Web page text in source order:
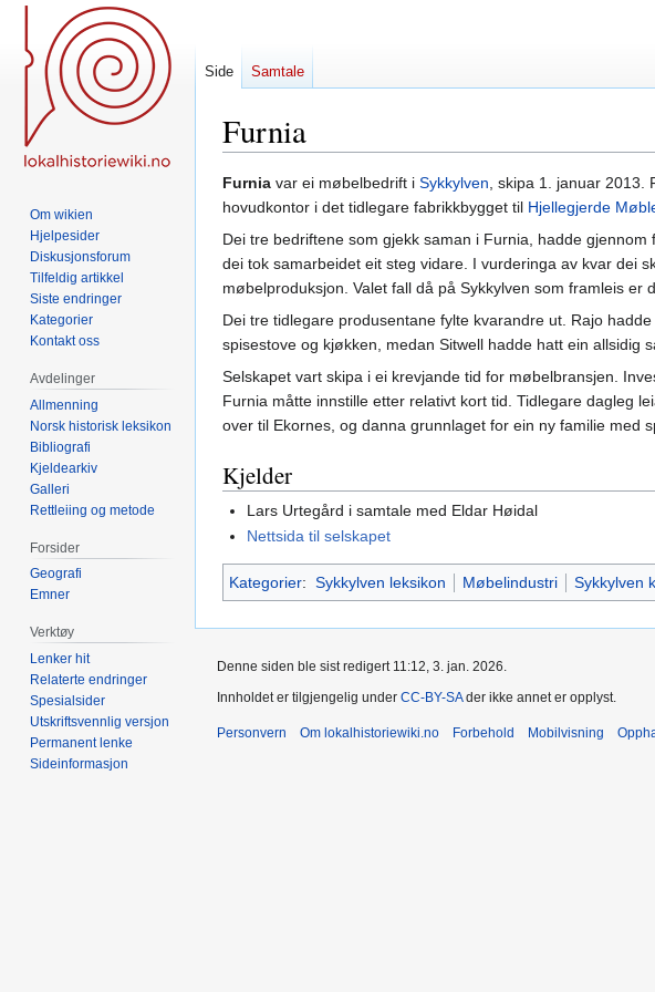
Furnia
Hopp
til
navigering
Hopp
til
søk
Furnia var ei møbelbedrift i Sykkylven, skipa 1. januar 2013.
hovudkontor i det tidlegare fabrikkbygget til Hjellegjerde
Dei tre bedriftene som gjekk saman i Furnia, hadde
dei tok samarbeidet eit steg vidare. I vurderinga av kvar dei
møbelproduksjon. Valet fall då på Sykkylven som framleis
Dei tre tidlegare produsentane fylte kvarandre ut. Rajo
spisestove og kjøkken, medan Sitwell hadde hatt ein allsidig
Selskapet vart skipa i ei krevjande tid for møbelbransjen.
Furnia måtte innstille etter relativt kort tid. Tidlegare dagleg
over til Ekornes, og danna grunnlaget for ein ny familie med
Kjelder
Lars Urtegård i samtale med Eldar Høidal
Nettsida til selskapet
Kategorier: Sykkylven leksikon Møbelindustri Sykkylven
Side Samtale
Om wikien
Hjelpesider
Diskusjonsforum
Tilfeldig artikkel
Siste endringer
Kategorier
Kontakt oss
Avdelinger
Allmenning
Norsk historisk leksikon
Bibliografi
Kjeldearkiv
Galleri
Rettleiing og metode
Forsider
Geografi
Emner
Verktøy
Lenker hit
Relaterte endringer
Spesialsider
Utskriftsvennlig versjon
Permanent lenke
Sideinformasjon
Denne siden ble sist redigert 11:12, 3. jan. 2026.
Innholdet er tilgjengelig under CC-BY-SAder ikke annet er opplyst.
Personvern Om lokalhistoriewiki.no Forbehold Mobilvisning